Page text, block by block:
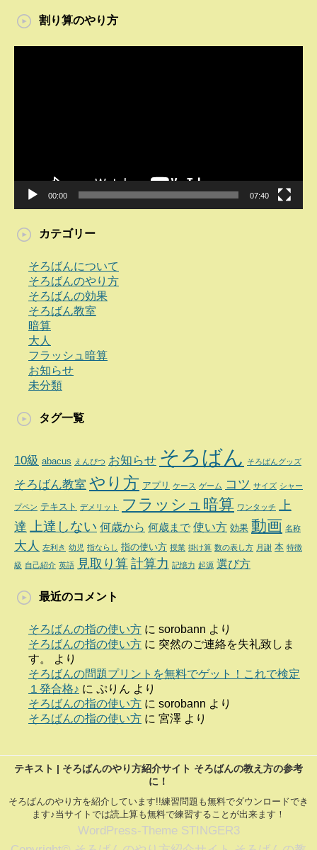
割り算のやり方
00:00 07:40
カテゴリー
そろばんについて
そろばんのやり方
そろばんの効果
そろばん教室
暗算
大人
フラッシュ暗算
お知らせ
未分類
タグ一覧
10級 abacus えんぴつ お知らせ そろばん そろばんグッズ
そろばん教室 やり方 アプリ ケース ゲーム コツ サイズ シャー
プペン テキスト デメリット フラッシュ暗算 ワンタッチ
上
達
上達しない 何歳から 何歳まで 使い方 効果 動画 名称
大人 左利き 幼児 指ならし 指の使い方 授業 掛け算 数の表し方 月謝 本 特徴
級 自己紹介 英語 見取り算計算力 記憶力 起源 選び方
最近のコメント
そろばんの指の使い方 に sorobann より
そろばんの指の使い方 に 突然のご連絡を失礼致しま
す。
より
そろばんの問題プリントを無料でゲット！これで検定
１発合格♪ に ぷりん より
そろばんの指の使い方 に sorobann より
そろばんの指の使い方 に 宮澤 より
テキスト | そろばんのやり方紹介サイト そろばんの教え方の参考
に！
そろばんのやり方を紹介しています!!練習問題も無料でダウンロードでき
ます♪当サイトでは読上算も無料で練習することが出来ます！
WordPress-Theme STINGER3